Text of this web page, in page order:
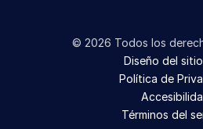
© 2026 Todos los
Diseño del
Política de
Términos del